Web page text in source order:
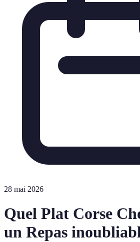
28 mai 2026
Quel Plat Corse
un Repas